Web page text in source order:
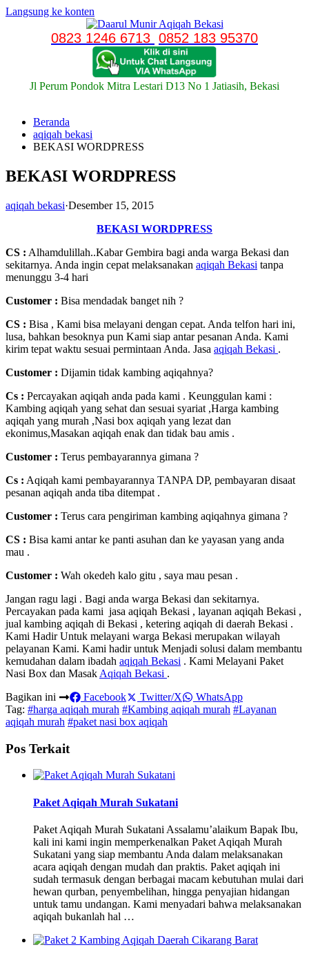
Langsung ke konten
0823 1246 6713 0852 183 95370
Jl Perum Pondok Mitra Lestari D13 No 1 Jatiasih, Bekasi
Beranda
aqiqah bekasi
BEKASI WORDPRESS
BEKASI WORDPRESS
aqiqah bekasi·Desember 15, 2015
BEKASI WORDPRESS
CS : Alhamdulillah..Kabar Gembira bagi anda warga Bekasi dan
sekitarnya. Anda ingin cepat melaksanakan aqiqah Bekasi tanpa
menunggu 3-4 hari
Customer : Bisa mendadak banget nih ?
CS : Bisa , Kami bisa melayani dengan cepat. Anda telfon hari ini,
lusa, bahkan besoknya pun Kami siap antar pesanan Anda. Kami
kirim tepat waktu sesuai permintaan Anda. Jasa aqiqah Bekasi .
Customer : Dijamin tidak kambing aqiqahnya?
Cs : Percayakan aqiqah anda pada kami . Keunggulan kami :
Kambing aqiqah yang sehat dan sesuai syariat ,Harga kambing
aqiqah yang murah ,Nasi box aqiqah yang lezat dan
ekonimus,Masakan aqiqah enak dan tidak bau amis .
Customer : Terus pembayarannya gimana ?
Cs : Aqiqah kami pembayarannya TANPA DP, pembayaran disaat
pesanan aqiqah anda tiba ditempat .
Customer : Terus cara pengiriman kambing aqiqahnya gimana ?
CS : Bisa kami antar ke panti asuhan dan ke yayasan yang anda
mau .
Customer : Wah okedeh kalo gitu , saya mau pesan .
Jangan ragu lagi . Bagi anda warga Bekasi dan sekitarnya.
Percayakan pada kami jasa aqiqah Bekasi , layanan aqiqah Bekasi ,
jual kambing aqiqah di Bekasi , ketering aqiqah di daerah Bekasi .
Kami Hadir Untuk melayani warga Bekasi merupakan wilayah
pelayanan Kami. Kami hadir untuk Menjadi solusi dalam membantu
kemudahan dalam ibadah aqiqah Bekasi . Kami Melayani Paket
Nasi Box dan Masak Aqiqah Bekasi .
Bagikan ini
Facebook Twitter/X
WhatsApp
Tag: #harga aqiqah murah #Kambing aqiqah murah #Layanan
aqiqah murah #paket nasi box aqiqah
Pos Terkait
Paket Aqiqah Murah Sukatani
Paket Aqiqah Murah Sukatani Assalamu’alaikum Bapak Ibu,
kali ini kami ingin memperkenalkan Paket Aqiqah Murah
Sukatani yang siap membantu Anda dalam melaksanakan
acara aqiqah dengan mudah dan praktis. Paket aqiqah ini
sudah termasuk dengan berbagai macam kebutuhan mulai dari
hewan qurban, penyembelihan, hingga penyajian hidangan
untuk tamu undangan. Kami menyadari bahwa melaksanakan
aqiqah bukanlah hal …